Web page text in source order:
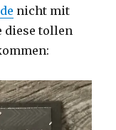
nicht mit
diese tollen